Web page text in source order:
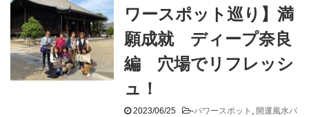
ワースポット巡り】満
願成就 ディープ奈良
編 穴場でリフレッシ
ュ！
2023/06/25 -パワースポット , 開運風水パ